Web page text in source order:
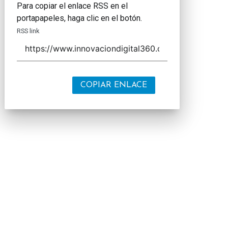
Para copiar el enlace RSS en el
portapapeles, haga clic en el botón.
RSS link
COPIAR ENLACE